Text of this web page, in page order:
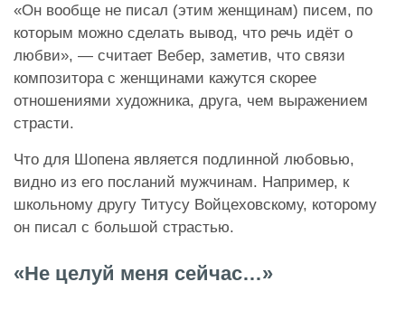
«Он вообще не писал (этим женщинам) писем, по
которым можно сделать вывод, что речь идёт о
любви», — считает Вебер, заметив, что связи
композитора с женщинами кажутся скорее
отношениями художника, друга, чем выражением
страсти.
Что для Шопена является подлинной любовью,
видно из его посланий мужчинам. Например, к
школьному другу Титусу Войцеховскому, которому
он писал с большой страстью.
«Не целуй меня сейчас…»